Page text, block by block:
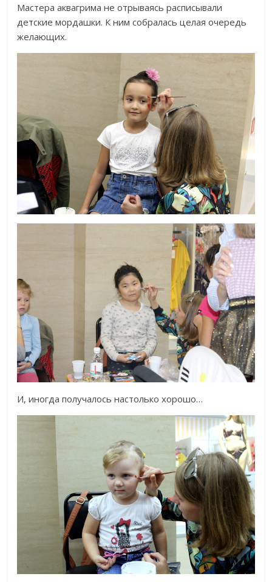
Мастера аквагрима не отрываясь расписывали
детские мордашки. К ним собралась целая очередь
желающих.
И, иногда получалось настолько хорошо…